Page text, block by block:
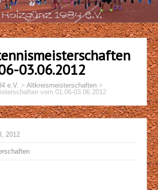
03.06.2012
e.V. >Altkreismeisterschaften >
vom 01.06-03.06.2012
2012